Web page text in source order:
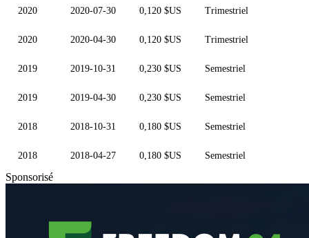
2020 2020-07-30 0,120 $US Trimestriel
2020 2020-04-30 0,120 $US Trimestriel
2019 2019-10-31 0,230 $US Semestriel
2019 2019-04-30 0,230 $US Semestriel
2018 2018-10-31 0,180 $US Semestriel
2018 2018-04-27 0,180 $US Semestriel
Sponsorisé